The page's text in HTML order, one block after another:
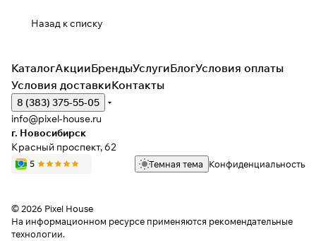
Назад к списку
КаталогАкцииБрендыУслугиБлогУсловия оплаты
Условия доставкиКонтакты
8 (383) 375-55-05
info@pixel-house.ru
г. Новосибирск
Красный проспект, 62
Темная тема Конфиденциальность
© 2026 Pixel House
На информационном ресурсе применяются рекомендательные
технологии.